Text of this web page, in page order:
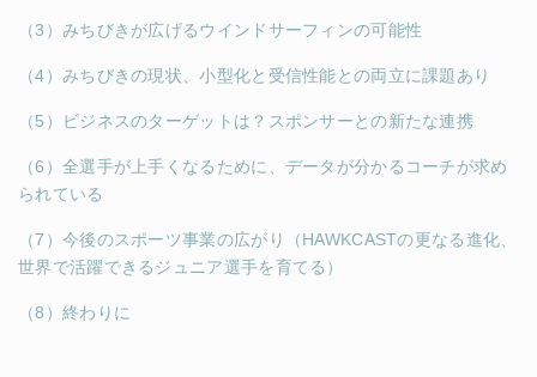
（3）みちびきが広げるウインドサーフィンの可能性
（4）みちびきの現状、小型化と受信性能との両立に課題あり
（5）ビジネスのターゲットは？スポンサーとの新たな連携
（6）全選手が上手くなるために、データが分かるコーチが求め
られている
（7）今後のスポーツ事業の広がり（HAWKCASTの更なる進化、
世界で活躍できるジュニア選手を育てる）
（8）終わりに